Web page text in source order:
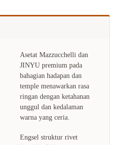
Asetat Mazzucchelli dan
JINYU premium pada
bahagian hadapan dan
temple menawarkan rasa
ringan dengan ketahanan
unggul dan kedalaman
warna yang ceria.
Engsel struktur rivet